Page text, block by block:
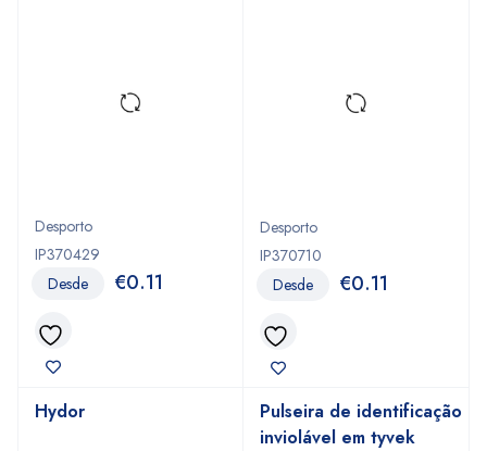
Desporto
IP370429
Desde €0.11
Desporto
IP370710
Desde €0.11
Hydor
Pulseira de identificação
inviolável em tyvek